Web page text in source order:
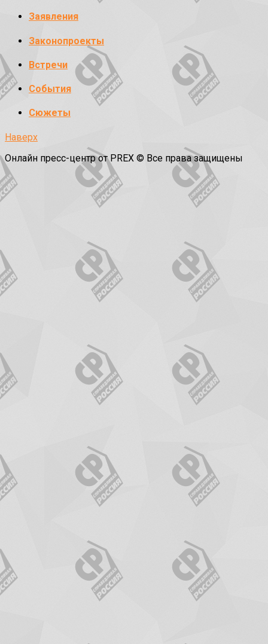
Заявления
Законопроекты
Встречи
События
Сюжеты
Наверх
Онлайн пресс-центр от PREX © Все права защищены